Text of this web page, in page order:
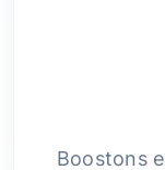
Boostons